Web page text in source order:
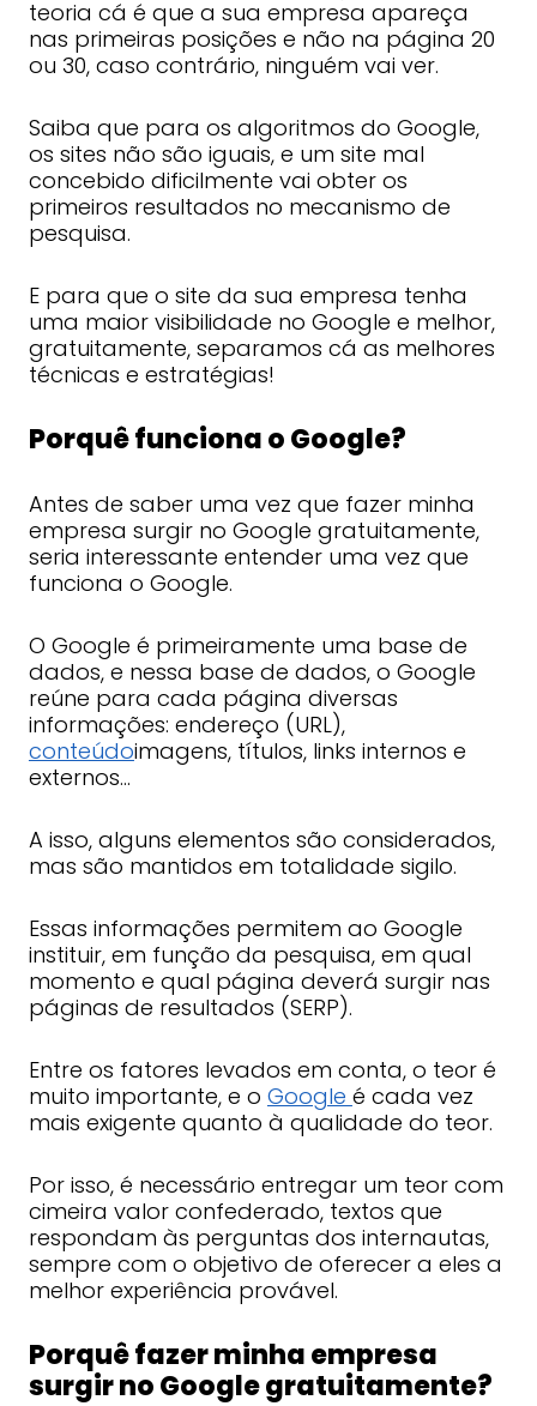
teoria cá é que a sua empresa apareça
nas primeiras posições e não na página 20
ou 30, caso contrário, ninguém vai ver.
Saiba que para os algoritmos do Google,
os sites não são iguais, e um site mal
concebido dificilmente vai obter os
primeiros resultados no mecanismo de
pesquisa.
E para que o site da sua empresa tenha
uma maior visibilidade no Google e melhor,
gratuitamente, separamos cá as melhores
técnicas e estratégias!
Porquê funciona o Google?
Antes de saber uma vez que fazer minha
empresa surgir no Google gratuitamente,
seria interessante entender uma vez que
funciona o Google.
O Google é primeiramente uma base de
dados, e nessa base de dados, o Google
reúne para cada página diversas
informações: endereço (URL),
conteúdoimagens, títulos, links internos e
externos…
A isso, alguns elementos são considerados,
mas são mantidos em totalidade sigilo.
Essas informações permitem ao Google
instituir, em função da pesquisa, em qual
momento e qual página deverá surgir nas
páginas de resultados (SERP).
Entre os fatores levados em conta, o teor é
muito importante, e o Google é cada vez
mais exigente quanto à qualidade do teor.
Por isso, é necessário entregar um teor com
cimeira valor confederado, textos que
respondam às perguntas dos internautas,
sempre com o objetivo de oferecer a eles a
melhor experiência provável.
Porquê fazer minha empresa
surgir no Google gratuitamente?